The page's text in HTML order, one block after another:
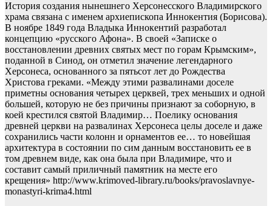
История создания нынешнего Херсонесского Владимирского
храма связана с именем архиепископа Иннокентия (Борисова).
В ноябре 1849 года Владыка Иннокентий разработал
концепцию «русского Афона». В своей «Записке о
восстановлении древних святых мест по горам Крымским»,
поданной в Синод, он отметил значение легендарного
Херсонеса, основанного за пятьсот лет до Рождества
Христова греками. «Между этими развалинами доселе
приметны основания четырех церквей, трех меньших и одной
большей, которую не без причины признают за соборную, в
коей крестился святой Владимир… Поелику основания
древней церкви на развалинах Херсонеса целы доселе и даже
сохранились части колонн и орнаментов ее… то новейшая
архитектура в состоянии по сим данным восстановить ее в
том древнем виде, как она была при Владимире, что и
составит самый приличный памятник на месте его
крещения» http://www.krimoved-library.ru/books/pravoslavnye-
monastyri-krima4.html